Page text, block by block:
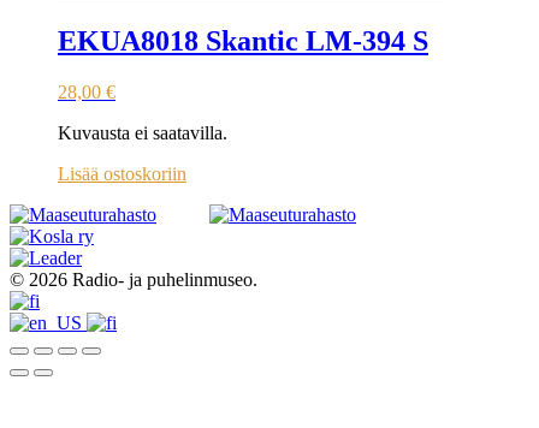
EKUA8018 Skantic LM-394 S
28,00 €
Kuvausta ei saatavilla.
Lisää ostoskoriin
© 2026 Radio- ja puhelinmuseo.